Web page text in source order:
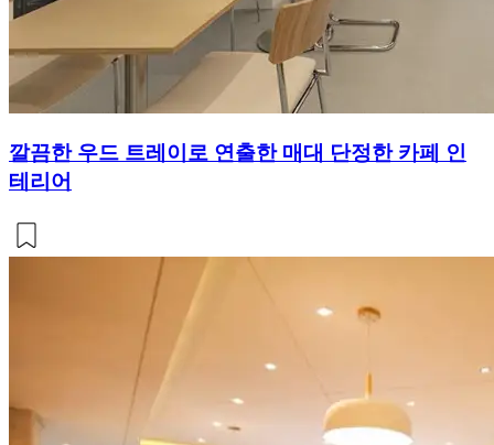
깔끔한 우드 트레이로 연출한 매대 단정한 카페 인
테리어